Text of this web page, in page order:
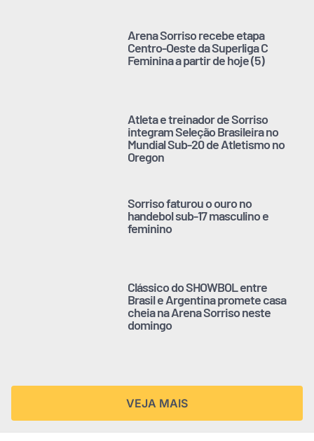
Arena Sorriso recebe etapa
Centro-Oeste da Superliga C
Feminina a partir de hoje (5)
Atleta e treinador de Sorriso
integram Seleção Brasileira no
Mundial Sub-20 de Atletismo no
Oregon
Sorriso faturou o ouro no
handebol sub-17 masculino e
feminino
Clássico do SHOWBOL entre
Brasil e Argentina promete casa
cheia na Arena Sorriso neste
domingo
VEJA MAIS